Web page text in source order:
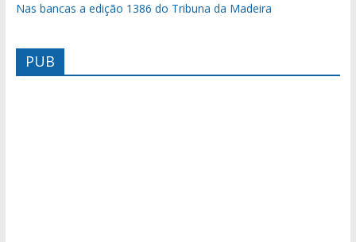
Nas bancas a edição 1386 do Tribuna da Madeira
PUB